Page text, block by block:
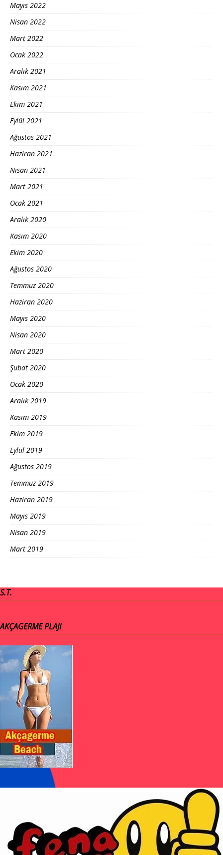
Mayıs 2022
Nisan 2022
Mart 2022
Ocak 2022
Aralık 2021
Kasım 2021
Ekim 2021
Eylül 2021
Ağustos 2021
Haziran 2021
Nisan 2021
Mart 2021
Ocak 2021
Aralık 2020
Kasım 2020
Ekim 2020
Ağustos 2020
Temmuz 2020
Haziran 2020
Mayıs 2020
Nisan 2020
Mart 2020
Şubat 2020
Ocak 2020
Aralık 2019
Kasım 2019
Ekim 2019
Eylül 2019
Ağustos 2019
Temmuz 2019
Haziran 2019
Mayıs 2019
Nisan 2019
Mart 2019
S.T.
AKÇAGERME PLAJI